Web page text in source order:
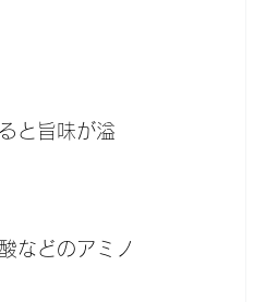
と旨味が溢
などのアミノ